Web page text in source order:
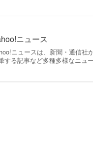
ニュース
ニュースは、新聞・通信社
する記事など多種多様なニュ